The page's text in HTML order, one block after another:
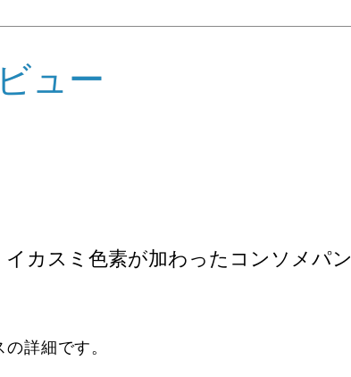
ュー
カスミ色素が加わったコンソメパン
詳細です。